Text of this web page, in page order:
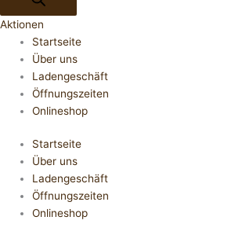
Aktionen
Startseite
Über uns
Ladengeschäft
Öffnungszeiten
Onlineshop
Startseite
Über uns
Ladengeschäft
Öffnungszeiten
Onlineshop